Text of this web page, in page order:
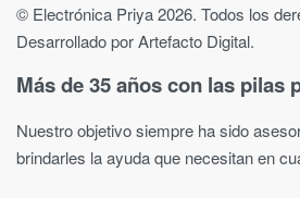
© Electrónica Priya 2026. Todos los
Desarrollado por Artefacto Digital.
Más de 35 años con las pilas
Nuestro objetivo siempre ha sido
brindarles la ayuda que necesitan en